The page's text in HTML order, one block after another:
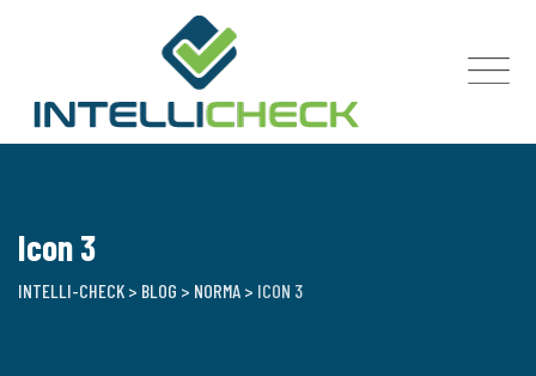
Icon 3
INTELLI-CHECK > BLOG > NORMA > ICON 3